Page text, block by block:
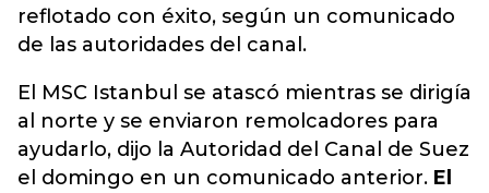
reflotado con éxito, según un comunicado
de las autoridades del canal.
El MSC Istanbul se atascó mientras se dirigía
al norte y se enviaron remolcadores para
ayudarlo, dijo la Autoridad del Canal de Suez
el domingo en un comunicado anterior. El